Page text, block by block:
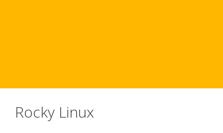
Rocky Linux